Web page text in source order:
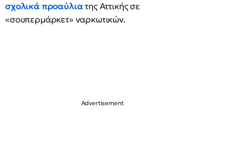
σχολικά προαύλιατης Αττικής σε
«σουπερμάρκετ» ναρκωτικών.